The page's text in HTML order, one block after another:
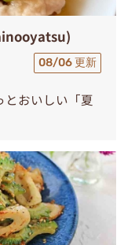
08/06 更新
とおいしい「夏